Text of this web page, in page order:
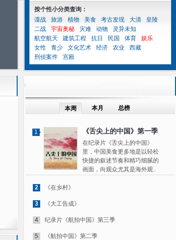
按个性小分类查询：
谍战
旅游 植物 美食 考古发现 大清
皇陵
二战
宇宙奥秘 灾难 动物
灵异未知
航空航天
建筑工程 抗日 民国 体育
娱乐
女性
青少 文化艺术 经济 农业
西藏
刑侦案件
宫殿
本周 本月 总榜
1 《舌尖上的中国》第一季
在纪录片《舌尖上的中国》
里，中国美食更多地是以轻松
快捷的叙述节奏和精巧细腻的
画面，向观众尤其是海外观..
2 《在乡村》
3 《大工告成》
4 纪录片《航拍中国》第三季
5 《航拍中国》第二季